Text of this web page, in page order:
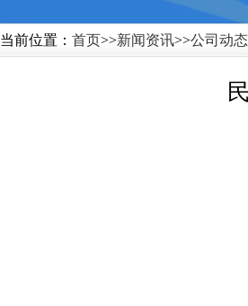
当前位置： 首页>>新闻资讯>>公司动态